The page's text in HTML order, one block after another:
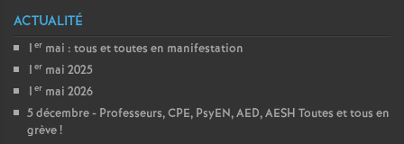
n
ACTUALITÉ
1 er mai : tous et toutes en manifestation
1 er mai 2025
1 er mai 2026
5 décembre - Professeurs, CPE, PsyEN, AED, AESH Toutes et tous en
grève!